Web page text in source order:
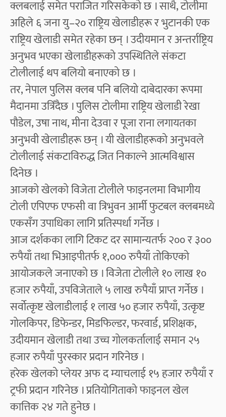
क्लबलाई समेत पराजित गरिसकेको छ । साथै, टोलीमा
अहिले ६ जना यु–२० राष्ट्रिय खेलाडीहरू र भुटानकी एक
राष्ट्रिय खेलाडी समेत रहेका छन् । उदीयमान र अन्तर्राष्ट्रिय
अनुभव भएका खेलाडीहरूको उपस्थितिले संकटा
टोलीलाई थप बलियो बनाएको छ ।
तर, नेपाल पुलिस क्लब पनि बलियो दाबेदारका रूपमा
मैदानमा उत्रिँदैछ । पुलिस टोलीमा राष्ट्रिय खेलाडी रेखा
पौडेल, उषा नाथ, मीना देउवा र पूजा राना लगायतका
अनुभवी खेलाडीहरू छन् । यी खेलाडीहरूको अनुभवले
टोलीलाई संकटाविरुद्ध जित निकाल्ने आत्मविश्वास
दिनेछ ।
आजको खेलको विजेता टोलीले फाइनलमा विभागीय
टोली एपिएफ एफसी वा त्रिभुवन आर्मी फुटबल क्लबमध्ये
एकसँग उपाधिका लागि प्रतिस्पर्धा गर्नेछ ।
आज दर्शकका लागि टिकट दर सामान्यतर्फ २०० र ३००
रुपैयाँ तथा भिआइपीतर्फ १,००० रुपैयाँ तोकिएको
आयोजकले जनाएको छ । विजेता टोलीले १० लाख १०
हजार रुपैयाँ, उपविजेताले ५ लाख रुपैयाँ प्राप्त गर्नेछ ।
सर्वोत्कृष्ट खेलाडीलाई १ लाख ५० हजार रुपैयाँ, उत्कृष्ट
गोलकिपर, डिफेन्डर, मिडफिल्डर, फरवार्ड, प्रशिक्षक,
उदीयमान खेलाडी तथा उच्च गोलकर्तालाई समान २५
हजार रुपैयाँ पुरस्कार प्रदान गरिनेछ ।
हरेक खेलको प्लेयर अफ द म्याचलाई १५ हजार रुपैयाँ र
ट्रफी प्रदान गरिनेछ । प्रतियोगिताको फाइनल खेल
कात्तिक २४ गते हुनेछ ।